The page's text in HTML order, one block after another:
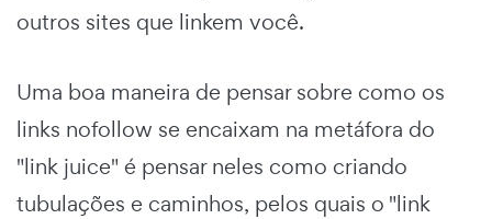
outros sites que linkem você.
Uma boa maneira de pensar sobre como os
links nofollow se encaixam na metáfora do
"link juice" é pensar neles como criando
tubulações e caminhos, pelos quais o "link